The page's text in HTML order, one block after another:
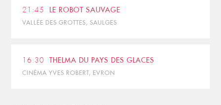
21:45 LE ROBOT SAUVAGE
VALLÉE DES GROTTES, SAULGES
16:30 THELMA DU PAYS DES GLACES
CINÉMA YVES ROBERT, EVRON